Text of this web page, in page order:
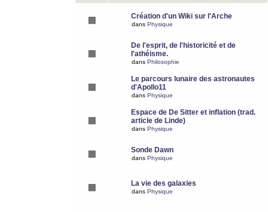
Création d'un Wiki sur l'Arche
dans Physique
De l'esprit, de l'historicité et de
l'athéisme.
dans Philosophie
Le parcours lunaire des astronautes
d'Apollo11
dans Physique
Espace de De Sitter et inflation (trad.
article de Linde)
dans Physique
Sonde Dawn
dans Physique
La vie des galaxies
dans Physique